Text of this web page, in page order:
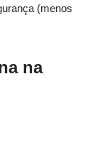
(menos
na